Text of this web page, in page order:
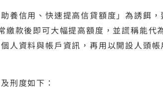
養信用、快速提高信貸額度」為誘餌
繳款後即可大幅提高額度，並謊稱能代
人資料與帳戶資訊，再用以開設人頭
刑度如下：